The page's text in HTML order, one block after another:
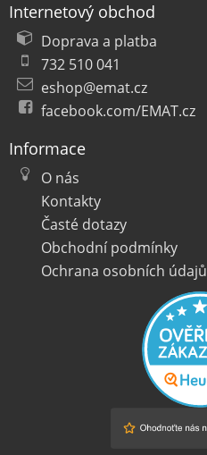
Internetový obchod
Doprava a platba
732 510 041
eshop@emat.cz
facebook.com/EMAT.cz
Informace
O nás
Kontakty
Časté dotazy
Obchodní podmínky
Ochrana osobních údajů